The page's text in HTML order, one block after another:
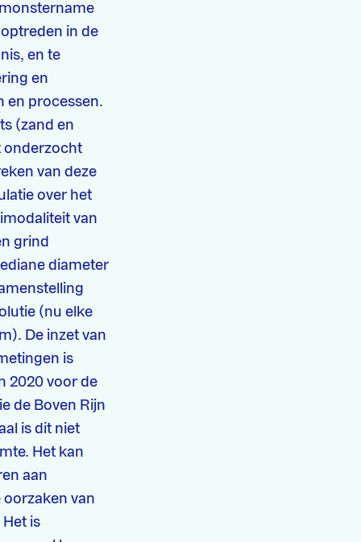
in de
en te
en
en processen.
(zand en
onderzocht
van deze
over het
van
grind
diameter
(nu elke
De inzet van
is
2020 voor de
de Boven Rijn
is dit niet
Het kan
aan
oorzaken van
is